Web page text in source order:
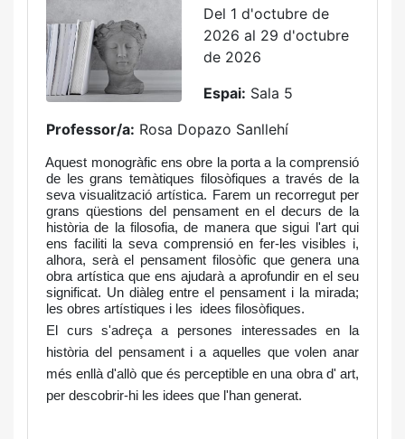
Del 1 d'octubre de
2026 al 29 d'octubre
de 2026
Espai: Sala 5
Professor/a: Rosa Dopazo Sanllehí
Aquest monogràfic ens obre la porta a la comprensió
de les grans temàtiques filosòfiques a través de la
seva visualització artística. Farem un recorregut per
grans qüestions del pensament en el decurs de la
història de la filosofia, de manera que sigui l'art qui
ens faciliti la seva comprensió en fer-les visibles i,
alhora, serà el pensament filosòfic que genera una
obra artística que ens ajudarà a aprofundir en el seu
significat. Un diàleg entre el pensament i la mirada;
les obres artístiques i les idees filosòfiques.
El curs s'adreça a persones interessades en la
història del pensament i a aquelles que volen anar
més enllà d'allò que és perceptible en una obra d' art,
per descobrir-hi les idees que l'han generat.